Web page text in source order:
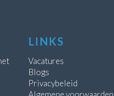
LINKS
Vacatures
Blogs
Privacybeleid